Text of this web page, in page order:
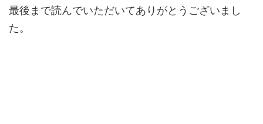
最後まで読んでいただいてありがとうございまし
た。